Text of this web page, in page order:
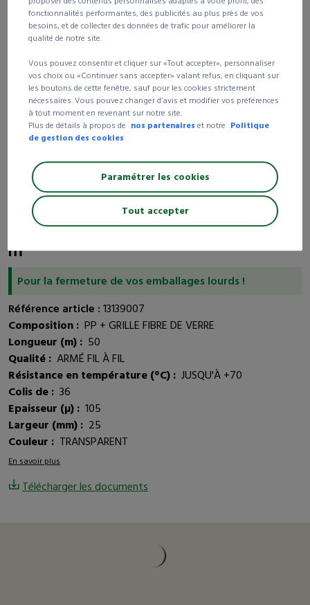
Ruban adhésif armé "fil à fil" - 25 mm x 50
m
Pour la fermeture de vos emballages lourds !
Référence article :13139007
Composition : PP + GRILLE FIBRE DE VERRE
Longueur (m) : 50
Qualité : ARMÉ FIL À FIL
Résistance en température (°C) : JUSQU'À +70
Colis de : 36
Epaisseur (µ) : 105
Largeur (mm) : 25
Couleur : TRANSPARENT
En savoir plus
Télécharger les documents
3 colis et + -15%
2,88 €
5 colis et +
Consulter cette référence page219du catalogue général
Livraison 24/72h
Livraison gratuite dès 250 € d’achat HT
services
Vous pourriez être intéressé
fonctionnalités performantes, des publicités au plus près de vos
besoins, et de collecter des données de trafic pour améliorer la
qualité de notre site.
Vous pouvez consentir et cliquer sur «Tout accepter», personnaliser
vos choix ou «Continuer sans accepter» valant refus, en cliquant sur
les boutons de cette fenêtre, sauf pour les cookies strictement
nécessaires. Vous pouvez changer d’avis et modifier vos préférences
à tout moment en revenant sur notre site.
Plus de détails à propos de nos partenaires et notre Politique
de gestion des cookies
Paramétrer les cookies
Tout accepter